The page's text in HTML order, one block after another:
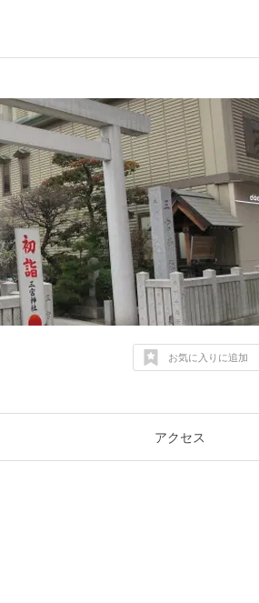
お気に入りに追加
アクセス